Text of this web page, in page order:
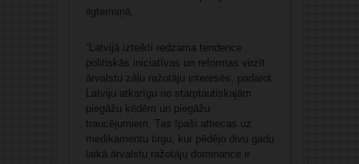
ilgtermiņā.
“Latvijā izteikti redzama tendence
politiskās iniciatīvas un reformas virzīt
ārvalstu zāļu ražotāju interesēs, padarot
Latviju atkarīgu no starptautiskajām
piegāžu ķēdēm un piegāžu
traucējumiem. Tas īpaši attiecas uz
medikamentu tirgu, kur pēdējo divu gadu
laikā ārvalstu ražotāju dominance ir